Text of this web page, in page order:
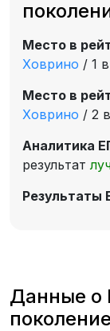
Место в
Ховрино / 1 в
Место в
Ховрино / 2 в
Аналитика
результат
Результаты
Данные о